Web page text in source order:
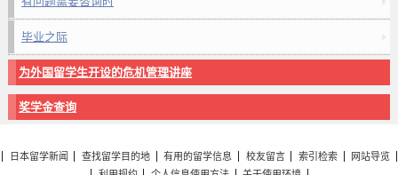
毕业之际
为外国留学生开设的危机管理讲座
奖学金查询
日本留学新闻 查找留学目的地 有用的留学信息 校友留言 索引检索
网站导览